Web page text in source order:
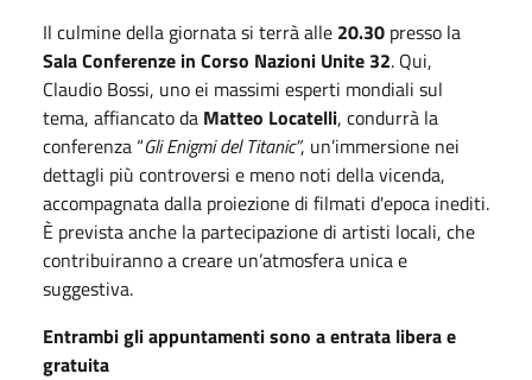
Il culmine della giornata si terrà alle 20.30 presso la
Sala Conferenze in Corso Nazioni Unite 32. Qui,
Claudio Bossi, uno ei massimi esperti mondiali sul
tema, affiancato da Matteo Locatelli, condurrà la
conferenza “Gli Enigmi del Titanic”, un’immersione nei
dettagli più controversi e meno noti della vicenda,
accompagnata dalla proiezione di filmati d'epoca inediti.
È prevista anche la partecipazione di artisti locali, che
contribuiranno a creare un’atmosfera unica e
suggestiva.
Entrambi gli appuntamenti sono a entrata libera e
gratuita